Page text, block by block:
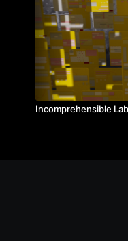
Incomprehensible